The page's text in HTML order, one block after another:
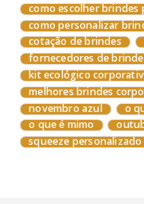
como escolher brindes
como personalizar
cotação de brindes
fornecedores de
kit ecológico
melhores brindes
novembro azul
o
o que é mimo
squeeze personalizado